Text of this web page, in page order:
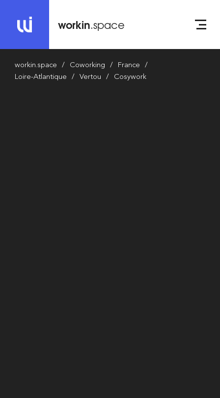
workin.space
workin.space Coworking
France
Loire-Atlantique
Vertou Cosywork